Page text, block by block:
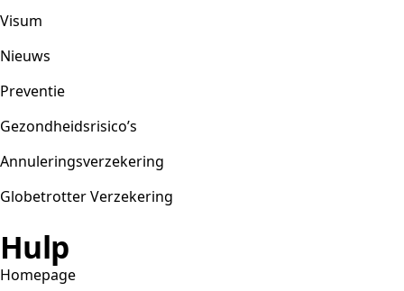
Visum
Nieuws
Preventie
Gezondheidsrisico’s
Annuleringsverzekering
Globetrotter Verzekering
Hulp
Homepage